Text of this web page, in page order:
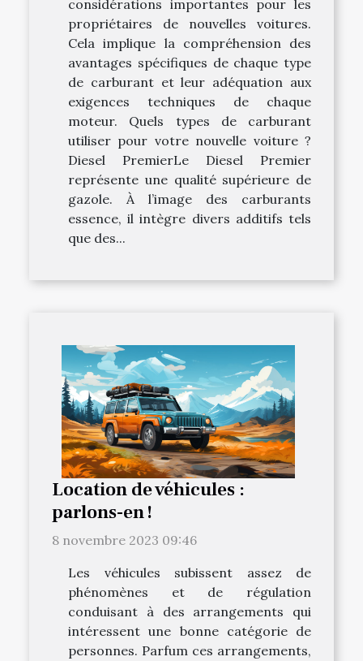
considérations importantes pour les
propriétaires de nouvelles voitures.
Cela implique la compréhension des
avantages spécifiques de chaque type
de carburant et leur adéquation aux
exigences techniques de chaque
moteur. Quels types de carburant
utiliser pour votre nouvelle voiture ?
Diesel PremierLe Diesel Premier
représente une qualité supérieure de
gazole. À l’image des carburants
essence, il intègre divers additifs tels
que des...
Location de véhicules :
parlons-en !
8 novembre 2023 09:46
Les véhicules subissent assez de
phénomènes et de régulation
conduisant à des arrangements qui
intéressent une bonne catégorie de
personnes. Parfum ces arrangements,